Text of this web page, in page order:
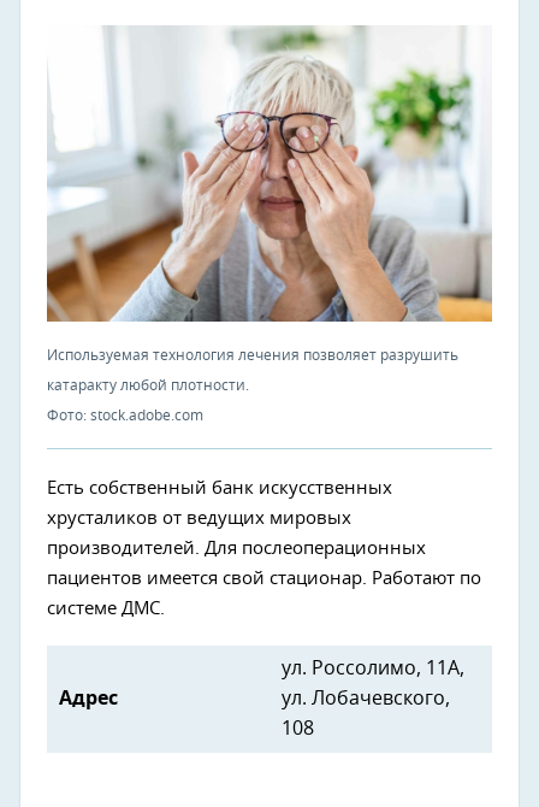
Используемая технология лечения позволяет разрушить
катаракту любой плотности.
Фото: stock.adobe.com
Есть собственный банк искусственных
хрусталиков от ведущих мировых
производителей. Для послеоперационных
пациентов имеется свой стационар. Работают по
системе ДМС.
Адрес
ул. Россолимо, 11А,
ул. Лобачевского,
108